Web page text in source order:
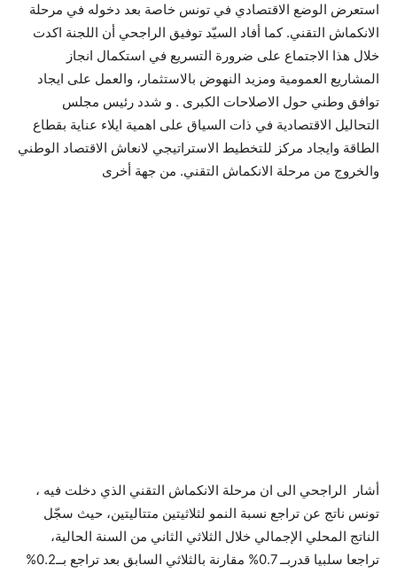
استعرض الوضع الاقتصادي في تونس خاصة بعد دخوله في مرحلة
الانكماش التقني. كما أفاد السيّد توفيق الراجحي أن اللجنة اكدت
خلال هذا الاجتماع على ضرورة التسريع في استكمال انجاز
المشاريع العمومية ومزيد النهوض بالاستثمار، والعمل على ايجاد
توافق وطني حول الاصلاحات الكبرى . و شدد رئيس مجلس
التحاليل الاقتصادية في ذات السياق على اهمية ايلاء عناية بقطاع
الطاقة وايجاد مركز للتخطيط الاستراتيجي لانعاش الاقتصاد الوطني
والخروج من مرحلة الانكماش التقني. من جهة أخرى
، أشار الراجحي الى ان مرحلة الانكماش التقني الذي دخلت فيه
تونس ناتج عن تراجع نسبة النمو لثلاثيتين متتاليتين، حيث سجّل
الناتج المحلي الإجمالي خلال الثلاثي الثاني من السنة الحالية،
تراجعا سلبيا قدربــ 0.7% مقارنة بالثلاثي السابق بعد تراجع بــ0.2%